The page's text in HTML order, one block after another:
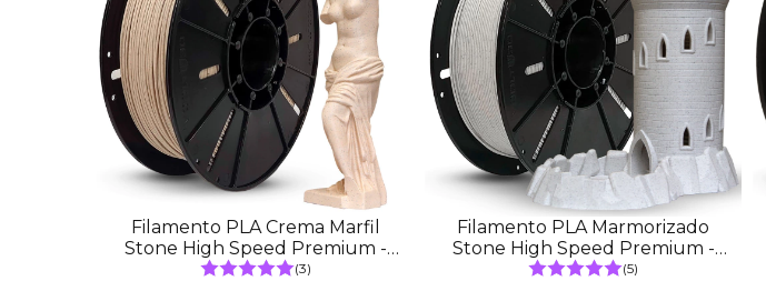
Filamento PLA Crema Marfil
Stone High Speed Premium -
1Kg
(3)
Filamento PLA Marmorizado
Stone High Speed Premium -
1Kg
(5)